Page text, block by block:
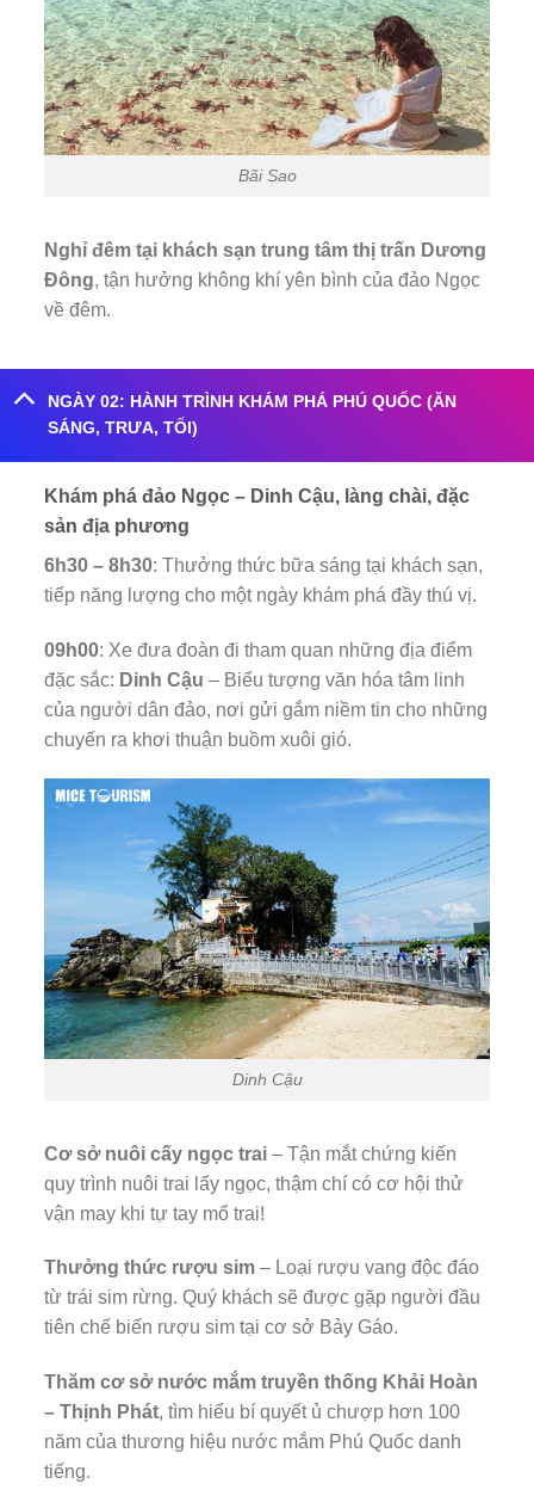
Bãi Sao
Nghỉ đêm tại khách sạn trung tâm thị trấn Dương
Đông, tận hưởng không khí yên bình của đảo Ngọc
về đêm.
NGÀY 02: HÀNH TRÌNH KHÁM PHÁ PHÚ QUỐC (ĂN
SÁNG, TRƯA, TỐI)
Khám phá đảo Ngọc – Dinh Cậu, làng chài, đặc
sản địa phương
6h30 – 8h30: Thưởng thức bữa sáng tại khách sạn,
tiếp năng lượng cho một ngày khám phá đầy thú vị.
09h00: Xe đưa đoàn đi tham quan những địa điểm
đặc sắc: Dinh Cậu – Biểu tượng văn hóa tâm linh
của người dân đảo, nơi gửi gắm niềm tin cho những
chuyến ra khơi thuận buồm xuôi gió.
Dinh Cậu
Cơ sở nuôi cấy ngọc trai– Tận mắt chứng kiến
quy trình nuôi trai lấy ngọc, thậm chí có cơ hội thử
vận may khi tự tay mổ trai!
Thưởng thức rượu sim– Loại rượu vang độc đáo
từ trái sim rừng. Quý khách sẽ được gặp người đầu
tiên chế biến rượu sim tại cơ sở Bảy Gáo.
Thăm cơ sở nước mắm truyền thống Khải Hoàn
– Thịnh Phát, tìm hiểu bí quyết ủ chượp hơn 100
năm của thương hiệu nước mắm Phú Quốc danh
tiếng.